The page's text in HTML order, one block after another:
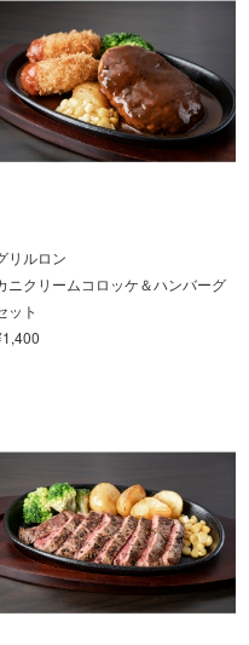
リルロン
ニクリームコロッケ＆ハンバーグ
ット